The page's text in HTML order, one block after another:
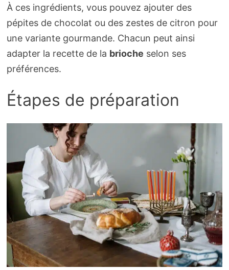
À ces ingrédients, vous pouvez ajouter des
pépites de chocolat ou des zestes de citron pour
une variante gourmande. Chacun peut ainsi
adapter la recette de la brioche selon ses
préférences.
Étapes de préparation